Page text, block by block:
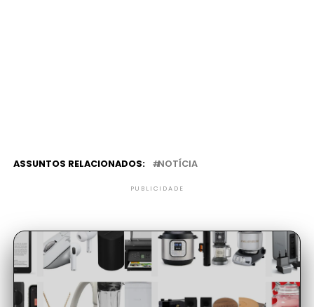
ASSUNTOS RELACIONADOS: NOTÍCIA
PUBLICIDADE